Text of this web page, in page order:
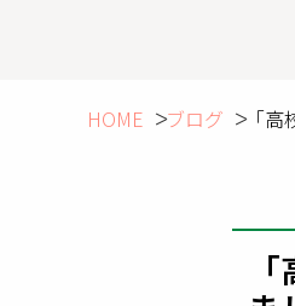
HOME ブログ 「高